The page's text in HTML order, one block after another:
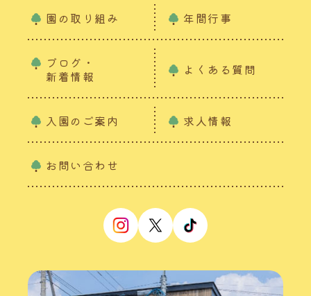
園の取り組み 年間行事
ブログ・
新着情報
よくある質問
入園のご案内 求人情報
お問い合わせ